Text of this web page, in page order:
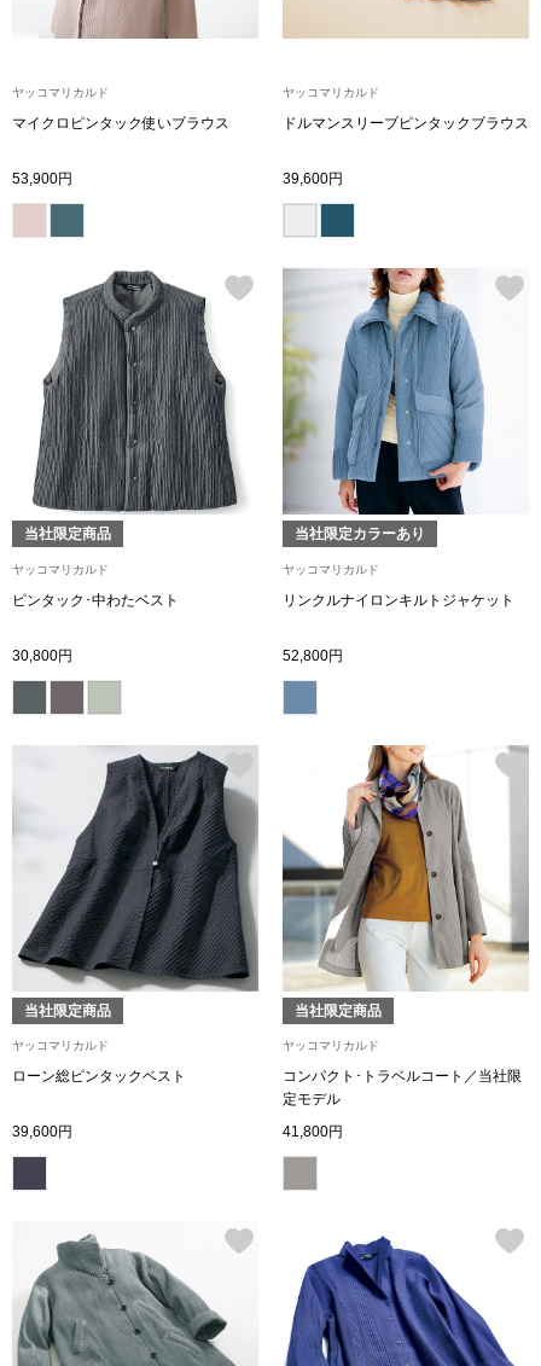
／チュニック
ダーウェア
アクセサリー
ン雑貨
Miss Kyouko／ミスキョウコ
ランド
ハンドバッグ
ボディバッグ
リュック･バッ
ボストンバッグ
スーツケース
その他
レースアップ
スニーカー
ブーツ
サンダル
革小物
ポーチ
ヤッコマリカルド
マイクロピンタック使いブラウス
53,900円
ヤッコマリカルド
ドルマンスリーブピンタックブラウス
39,600円
当社限定商品
ヤッコマリカルド
ピンタック･中わたベスト
30,800円
当社限定カラーあり
ヤッコマリカルド
リンクルナイロンキルトジャケット
52,800円
当社限定商品
ヤッコマリカルド
ローン総ピンタックベスト
39,600円
当社限定商品
ヤッコマリカルド
コンパクト･トラベルコート／当社限
定モデル
41,800円